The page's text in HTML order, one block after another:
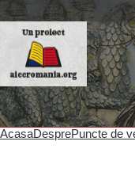
AcasaDesprePuncte de